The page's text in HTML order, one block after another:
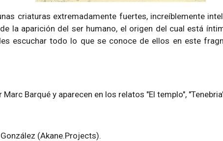
criaturas extremadamente fuertes, increíblemente
la aparición del ser humano, el origen del cual está
escuchar todo lo que se conoce de ellos en este
Barqué y aparecen en los relatos "El templo",
(Akane.Projects).